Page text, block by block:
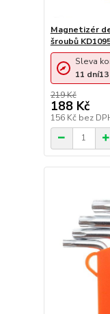
Magnetizér
šroubů
219 Kč
188 Kč
156 Kč bez
Sleva
11 dní13